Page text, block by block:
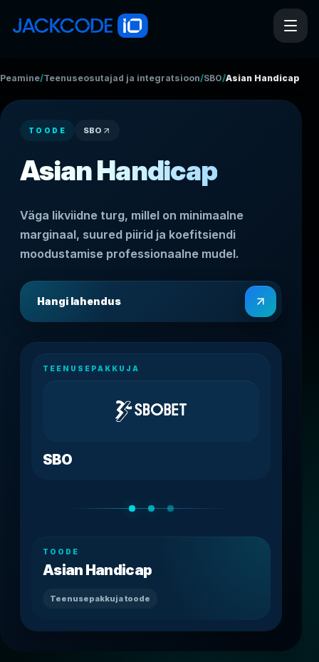
Peamine/Teenuseosutajad ja integratsioonid
/SBO/Asian Handicap
TOODE SBO
Asian Handicap
Väga likviidne turg, millel on minimaalne
marginaal, suured piirid ja koefitsiendi
moodustamise professionaalne mudel.
Hangi lahendus
TEENUSEPAKKUJA
SBO
TOODE
Asian Handicap
Teenusepakkuja toode